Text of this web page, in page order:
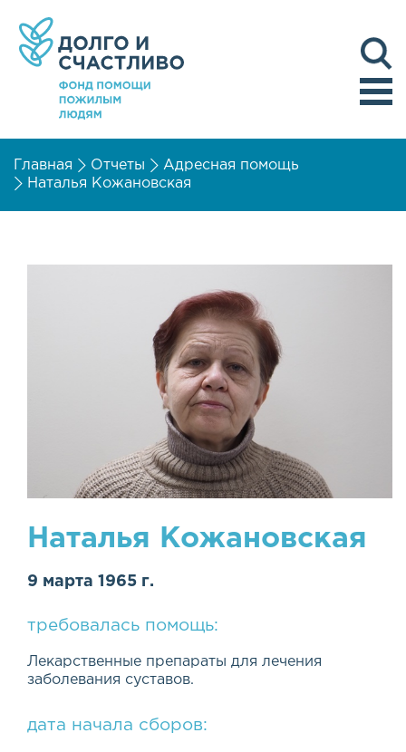
Главная Отчеты
Адресная помощь
Наталья Кожановская
Наталья Кожановская
9 марта 1965 г.
требовалась помощь:
Лекарственные препараты для лечения
заболевания суставов.
дата начала сборов: